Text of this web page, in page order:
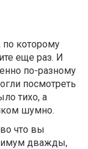
которому
еще раз. И
по-разному
посмотреть
тихо, а
шумно.
что вы
дважды,